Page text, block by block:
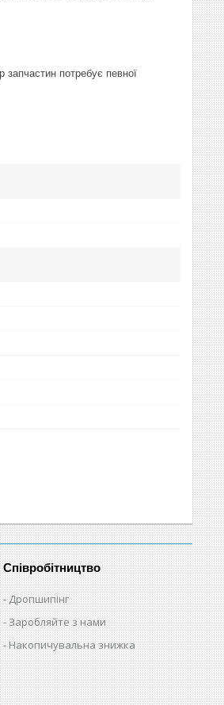
запчастин потребує певної
Співробітництво
Дропшипінг
Заробляйте з нами
Накопичувальна знижка